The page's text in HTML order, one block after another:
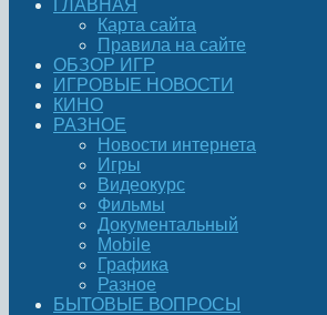
ГЛАВНАЯ
Карта сайта
Правила на сайте
ОБЗОР ИГР
ИГРОВЫЕ НОВОСТИ
КИНО
РАЗНОЕ
Новости интернета
Игры
Видеокурс
Фильмы
Документальный
Mobile
Графика
Разное
БЫТОВЫЕ ВОПРОСЫ